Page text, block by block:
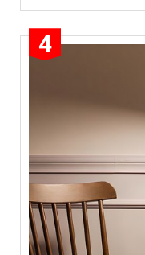
4